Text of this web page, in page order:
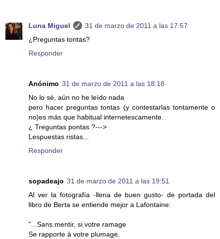
Luna Miguel
31 de marzo de 2011 a las 17:57
¿Preguntas tontas?
Responder
Anónimo 31 de marzo de 2011 a las 18:18
No lo sé, aún no he leído nada
pero hacer preguntas tontas (y contestarlas tontamente o
no)es más que habitual internetescamente.
¿ Treguntas pontas ?--->
Lespuestas ristas...
Responder
sopadeajo 31 de marzo de 2011 a las 19:51
Al ver la fotografía -llena de buen gusto- de portada del
libro de Berta se entiende mejor a Lafontaine:
"...Sans mentir, si votre ramage
Se rapporte à votre plumage,